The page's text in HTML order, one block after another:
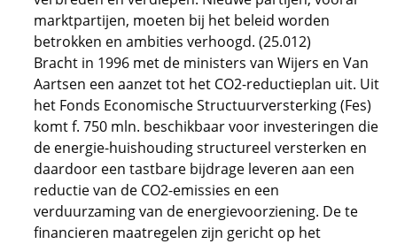
marktpartijen, moeten bij het beleid worden
betrokken en ambities verhoogd. (25.012)
Bracht in 1996 met de ministers van Wijers en Van
Aartsen een aanzet tot het CO2-reductieplan uit. Uit
het Fonds Economische Structuurversterking (Fes)
komt f. 750 mln. beschikbaar voor investeringen die
de energie-huishouding structureel versterken en
daardoor een tastbare bijdrage leveren aan een
reductie van de CO2-emissies en een
verduurzaming van de energievoorziening. De te
financieren maatregelen zijn gericht op het